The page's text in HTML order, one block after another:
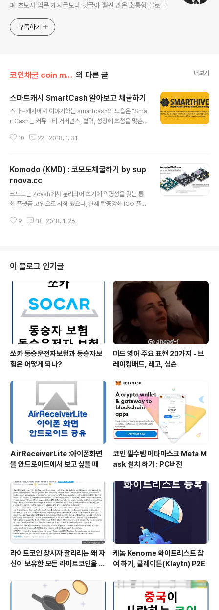
폐 초보자 입문 게시글보다 댓글이 훨씬 많은 소통형 블로그
구독하기
코인채굴 coin mining 의 다른 글 더보기
스마트캐시 SmartCash 알아보고 채굴하기
스마트캐시에서 이야기하는 smartcash의 모습은 "Sma
rtCash는 커뮤니티 거버넌스, 협력, 성장에 초점을 맞춘
의 표현을 그대로 빌려온 이유는 제가 보기에 특별한 무언
어나운스먼트를 bitcointalk가 아닌, bitcoin.com에서
했습니다. 팀구성을 보면, 사진이나 SNS링크가 없습니다.
아마도 자랑할만한 내용이 없기 때문일거라 추측 됩니다.
그래도 최신 트렌드인 PoW와 PoS가 모두 가능한 방식이
며, keccak알고리즘을 통한 PoW 채굴을 합니다.PoS의
경우 SmartReward 라고도 표현 하며, 1,000 ..
10 22 2018. 1. 31.
Komodo (KMD) : 코모도채굴하기 by sup
rnova.cc
코모도는 Zcash에서 분리되어 초기에 익명성을 갖는 통
화 플랫폼 코인으로 시작 했으나, 현재 탈중앙화 ICO 플랫
능한 코인으로도 알려져 있는데요. 채굴에 대한 내용이 없
0,000,000 KMD합의방식 : PoW + PoS알고리즘 : Eq
uihash블록생성 : -난이도 알고리즘 : -지역 : -발표일 : 2
016년09월01일어나운스먼트 : https://bitcointalk.or
g/index.php?topic=1605144.0홈페이지 : https://k
omodo..
9 18 2018. 1. 26.
이 블로그 인기글
쏘카 동승운전자보험과 동승자보
험은 어떻게 되나?
미드 영어 주요 표현 20가지 - 브
레이킹배드, 레고, 심슨
AirReceiverLite :아이폰화면
을 안드로이드에서 보고 싶을 때
코인 필수템 메타마스크 Meta M
ask 설치 하기 : PC버전
라이트코인 창시자 찰리리는 왜 자
신이 보유한 모든 라이트코인을 처
케놈 Kenome 화이트리스트 참
여 하기, 클레이튼(Klaytn) P2E